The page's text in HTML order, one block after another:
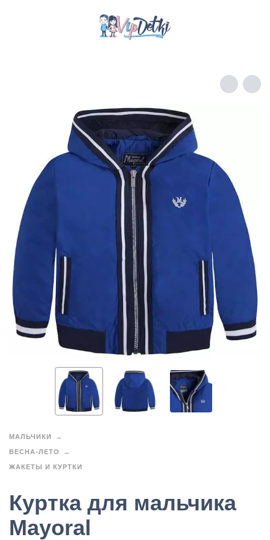
МАЛЬЧИКИ
ВЕСНА-ЛЕТО
ЖАКЕТЫ И КУРТКИ
Куртка для мальчика
Mayoral